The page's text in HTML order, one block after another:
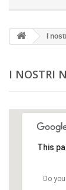
I
I NOSTRI
This
Do